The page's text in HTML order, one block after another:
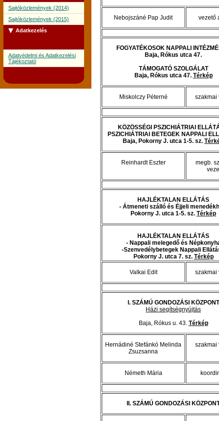
Sajtóközlemények (2014)
Sajtóközlemények (2015)
Adatkezelés
Adatvédelmi és Adatkezelési
Tájékoztató
Nebojszáné Pap Judit vezető
FOGYATÉKOSOK NAPPALI
Baja, Rókus utca 47.
TÁMOGATÓ SZOLGÁLAT
Baja, Rókus utca 47. Térkép
Miskolczy Péterné szakmai
KÖZÖSSÉGI PSZICHIÁTRIAI
PSZICHIÁTRIAI BETEGEK NAPPALI
Baja, Pokorny J. utca 1-5. sz.
Reinhardt Eszter
megb.
HAJLÉKTALAN ELLÁTÁS
- Átmeneti szálló és Éjjeli
Pokorny J. utca 1-5. sz. Térkép
HAJLÉKTALAN ELLÁTÁS
- Nappali melegedő és
-Szenvedélybetegek Nappali
Pokorny J. utca 7. sz. Térkép
Valkai Edit szakmai
I. SZÁMÚ GONDOZÁSI KÖZPONT
Házi segítségnyújtás
Baja, Rókus u. 43. Térkép
Hernádiné Stefánkó Melinda
Zsuzsanna
szakmai
Németh Mária
II. SZÁMÚ GONDOZÁSI